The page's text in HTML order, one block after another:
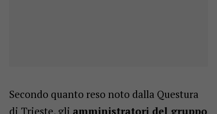
Secondo quanto reso noto dalla Questura
di Trieste, gli amministratori del gruppo